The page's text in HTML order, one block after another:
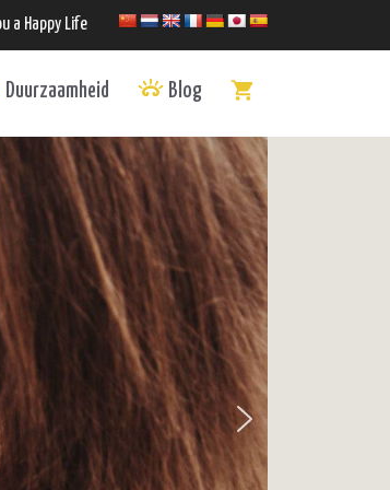
a Happy Life
Duurzaamheid Blog